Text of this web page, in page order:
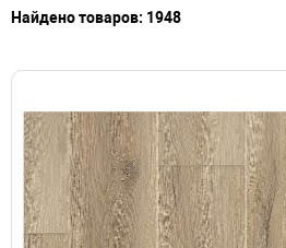
Найдено товаров: 1948